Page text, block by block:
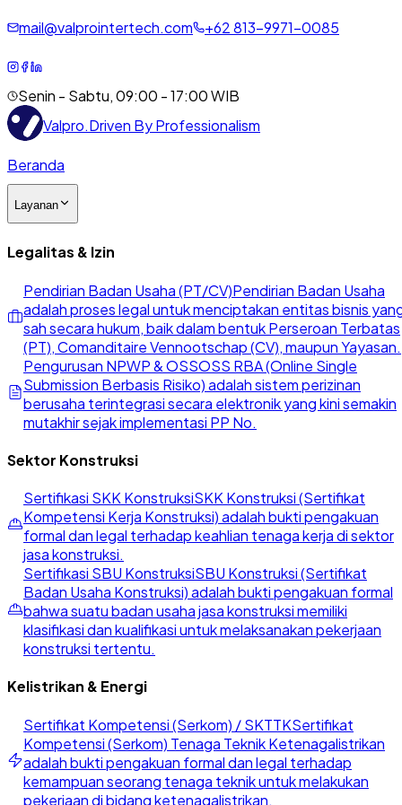
mail@valprointertech.com +62813-9971-0085
Senin - Sabtu, 09:00 - 17:00 WIB
Valpro.Driven By Professionalism
Beranda
Layanan
Legalitas & Izin
Pendirian Badan Usaha (PT/CV)Pendirian Badan Usaha
adalah proses legal untuk menciptakan entitas bisnis
sah secara hukum, baik dalam bentuk Perseroan Terbatas
(PT), Comanditaire Vennootschap (CV), maupun Yayasan.
Pengurusan NPWP & OSSOSS RBA (Online Single
Submission Berbasis Risiko) adalah sistem perizinan
berusaha terintegrasi secara elektronik yang kini semakin
mutakhir sejak implementasi PP No.
Sektor Konstruksi
Sertifikasi SKK KonstruksiSKK Konstruksi (Sertifikat
Kompetensi Kerja Konstruksi) adalah bukti pengakuan
formal dan legal terhadap keahlian tenaga kerja di sektor
jasa konstruksi.
Sertifikasi SBU KonstruksiSBU Konstruksi (Sertifikat
Badan Usaha Konstruksi) adalah bukti pengakuan formal
bahwa suatu badan usaha jasa konstruksi memiliki
klasifikasi dan kualifikasi untuk melaksanakan pekerjaan
konstruksi tertentu.
Kelistrikan & Energi
Sertifikat Kompetensi (Serkom) / SKTTKSertifikat
Kompetensi (Serkom) Tenaga Teknik Ketenagalistrikan
adalah bukti pengakuan formal dan legal terhadap
kemampuan seorang tenaga teknik untuk melakukan
pekerjaan di bidang ketenagalistrikan.